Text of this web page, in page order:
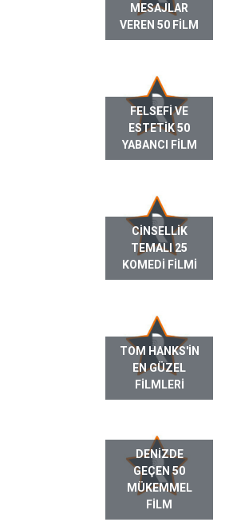
MESAJLAR
VEREN 50 FILM
FELSEFI VE
ESTETIK 50
YABANCI FILM
CINSELLIK
TEMALI 25
KOMEDI FILMI
TOM HANKS'IN
EN GÜZEL
FILMLERI
DENIZDE
GEÇEN 50
MÜKEMMEL
FILM